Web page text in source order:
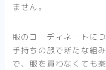
ません。
服のコーディネートに
手持ちの服で新たな組
で、服を買わなくても